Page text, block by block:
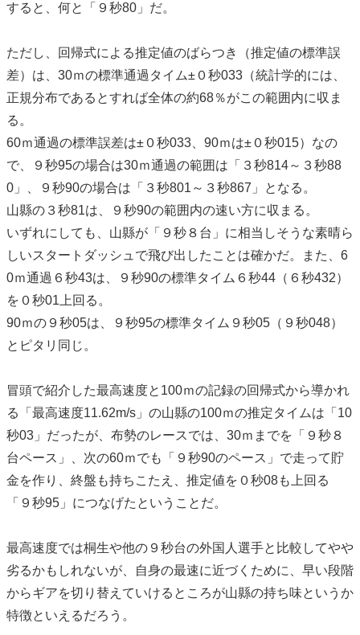
すると、何と「９秒80」だ。
ただし、回帰式による推定値のばらつき（推定値の標準誤
差）は、30ｍの標準通過タイム±０秒033（統計学的には、
正規分布であるとすれば全体の約68％がこの範囲内に収ま
る。
60ｍ通過の標準誤差は±０秒033、90ｍは±０秒015）なの
で、９秒95の場合は30ｍ通過の範囲は「３秒814～３秒88
0」、９秒90の場合は「３秒801～３秒867」となる。
山縣の３秒81は、９秒90の範囲内の速い方に収まる。
いずれにしても、山縣が「９秒８台」に相当しそうな素晴ら
しいスタートダッシュで飛び出したことは確かだ。また、6
0ｍ通過６秒43は、９秒90の標準タイム６秒44（６秒432）
を０秒01上回る。
90ｍの９秒05は、９秒95の標準タイム９秒05（９秒048）
とピタリ同じ。
冒頭で紹介した最高速度と100ｍの記録の回帰式から導かれ
る「最高速度11.62m/s」の山縣の100ｍの推定タイムは「10
秒03」だったが、布勢のレースでは、30ｍまでを「９秒８
台ペース」、次の60ｍでも「９秒90のペース」で走って貯
金を作り、終盤も持ちこたえ、推定値を０秒08も上回る
「９秒95」につなげたということだ。
最高速度では桐生や他の９秒台の外国人選手と比較してやや
劣るかもしれないが、自身の最速に近づくために、早い段階
からギアを切り替えていけるところが山縣の持ち味というか
特徴といえるだろう。